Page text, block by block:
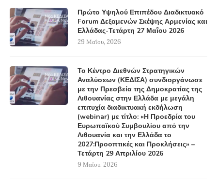
Πρώτο Υψηλού Επιπέδου Διαδικτυακό
Forum Δεξαμενών Σκέψης Αρμενίας και
Ελλάδας-Τετάρτη 27 Μαΐου 2026
29 Μαΐου, 2026
Το Κέντρο Διεθνών Στρατηγικών
Αναλύσεων (ΚΕΔΙΣΑ) συνδιοργάνωσε
με την Πρεσβεία της Δημοκρατίας της
Λιθουανίας στην Ελλάδα με μεγάλη
επιτυχία διαδικτυακή εκδήλωση
(webinar) με τίτλο: «Η Προεδρία του
Ευρωπαϊκού Συμβουλίου από την
Λιθουανία και την Ελλάδα το
2027:Προοπτικές και Προκλήσεις» –
Τετάρτη 29 Απριλίου 2026
9 Μαΐου, 2026